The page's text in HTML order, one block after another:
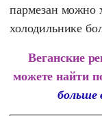
пармезан можно
холодильнике
Веганские
можете найти
больше